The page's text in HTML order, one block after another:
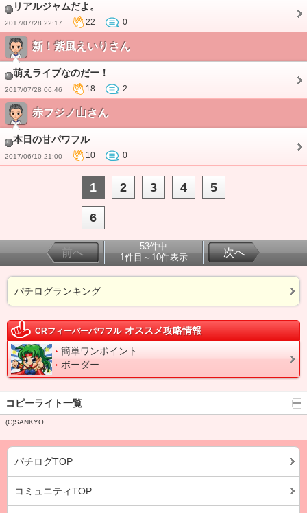
リアルジャムだよ。
2017/07/28 22:17 22 0
新！紫風えいりさん
萌えライブなのだー！
2017/07/28 06:46 18 2
赤フジノ山さん
本日の甘パワフル
2017/06/10 21:00 10 0
1 2 3 4 5
6
前へ
53件中
1件目～10件表示
次へ
パチログランキング
CRフィーバーパワフル オススメ攻略情報
簡単ワンポイント
ボーダー
コピーライト一覧
(C)SANKYO
パチログTOP
コミュニティTOP